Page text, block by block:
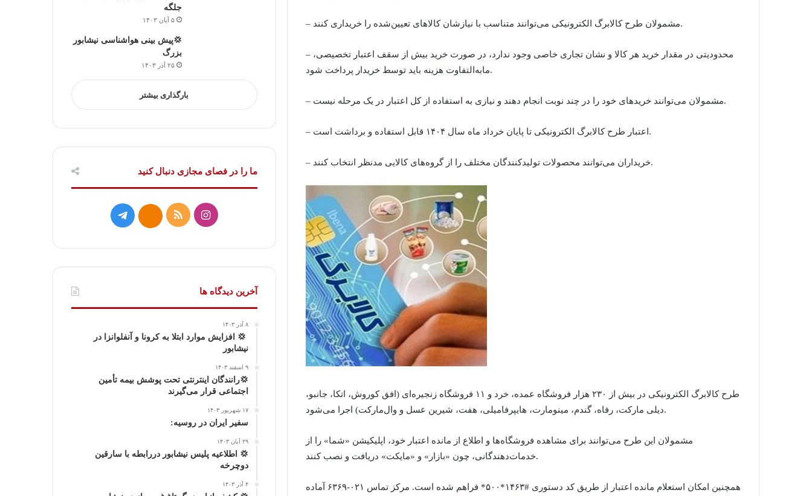
– مشمولان طرح کالابرگ الکترونیکی می‌توانند متناسب با نیازشان کالا‌های تعیین‌شده را خریداری کنند.
– محدودیتی در مقدار خرید هر کالا و نشان تجاری خاصی وجود ندارد، در صورت خرید بیش از سقف اعتبار تخصیصی،
مابه‌التفاوت هزینه باید توسط خریدار پرداخت شود.
– مشمولان می‌توانند خرید‌های خود را در چند نوبت انجام دهند و نیازی به استفاده از کل اعتبار در یک مرحله نیست.
– اعتبار طرح کالابرگ الکترونیکی تا پایان خرداد ماه سال ۱۴۰۴ قابل استفاده و برداشت است.
– خریداران می‌توانند محصولات تولیدکنندگان مختلف را از گروه‌های کالایی مدنظر انتخاب کنند.
طرح کالابرگ الکترونیکی در بیش از ۲۳۰ هزار فروشگاه عمده، خرد و ۱۱ فروشگاه زنجیره‌ای (افق کوروش، اتکا، جانبو،
دیلی مارکت، رفاه، گندم، مینومارت، هایپر‌فامیلی، هفت، شیرین عسل و وال‌مارکت) اجرا می‌شود.
مشمولان این طرح می‌توانند برای مشاهده فروشگاه‌ها و اطلاع از مانده اعتبار خود، اپلیکیشن «شما» را از
خدمات‌دهندگانی، چون «بازار» و «مایکت» دریافت و نصب کنند.
همچنین امکان استعلام مانده اعتبار از طریق کد دستوری #۱۴۶۳*۵۰۰* فراهم شده است. مرکز تماس ۰۲۱-۶۳۶۹ آماده
جلگه
۵ آبان ۱۴۰۳
💢پیش بینی هواشناسی نیشابور
بزرگ
۲۵ آذر ۱۴۰۳
بارگذاری بیشتر
ما را در فصای مجازی دنبال کنید
ا
س
ت
ا
ر
خ
ک
ت
گ
ا
م
آخرین دیدگاه ها
۸ آذر ۱۴۰۳
‍ 💢 افزایش موارد ابتلا به کرونا و آنفلوانزا در
نیشابور
۹ اسفند ۱۴۰۳
💢رانندگان اینترنتی تحت پوشش بیمه تأمین
اجتماعی قرار می‌گیرند
۱۷ شهریور ۱۴۰۳
سفیر ایران در روسیه:
۲۹ آبان ۱۴۰۳
💢 اطلاعیه پلیس نیشابور دررابطه با سارقین
دوچرخه
۴ آذر ۱۴۰۳